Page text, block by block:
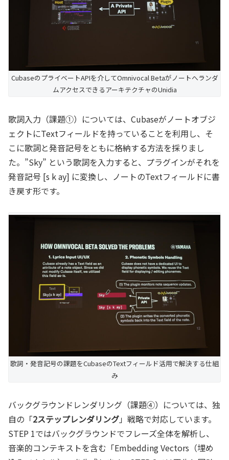
CubaseのプライベートAPIを介してOmnivocal Betaがノートへランダ
ムアクセスできるアーキテクチャのUnidia
歌詞入力（課題①）については、Cubaseがノートオブジ
ェクトにTextフィールドを持っていることを利用し、そ
こに歌詞と発音記号をともに格納する方法を採りまし
た。”Sky” という歌詞を入力すると、プラグインがそれを
発音記号 [s k ay] に変換し、ノートのTextフィールドに書
き戻す形です。
歌詞・発音記号の課題をCubaseのTextフィールド活用で解決する仕組
み
バックグラウンドレンダリング（課題④）については、独
自の「2ステップレンダリング」戦略で対応しています。
STEP 1ではバックグラウンドでフレーズ全体を解析し、
音楽的コンテキストを含む「Embedding Vectors（埋め